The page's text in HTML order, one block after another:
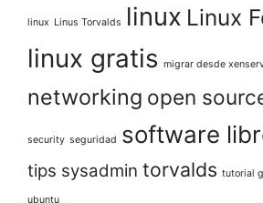
linux Linus Torvalds linux Linux
linux gratis migrar desde
networking open
security seguridad software
tips sysadmin torvalds tutorial
ubuntu